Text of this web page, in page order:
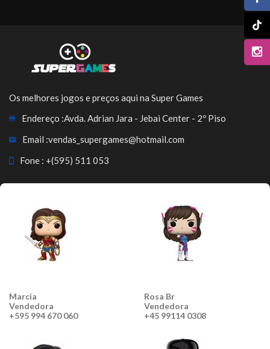
Os melhores jogos e preços aqui na Super Games
Endereço :Avda. Adrian Jara - Jebai Center - 2º Piso
Email :vendas_supergames@hotmail.com
Fone : +(595) 511 053
Marcia
Vendedora
+595 994 670 060
Rosa Br
Vendedora
+45 99114 0308